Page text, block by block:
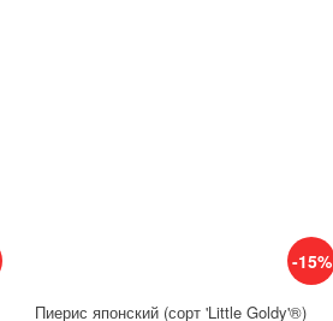
-15%
Пиерис японский (сорт 'Little Goldy'®)